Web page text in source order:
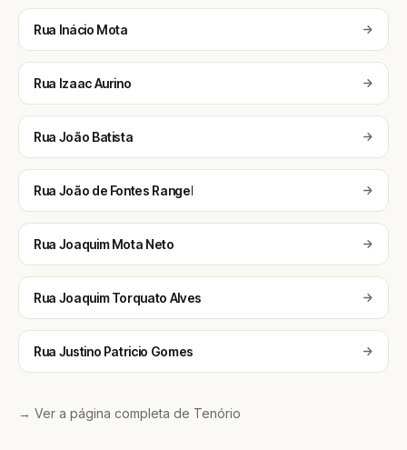
Rua Inácio Mota
Rua Izaac Aurino
Rua João Batista
Rua João de Fontes Rangel
Rua Joaquim Mota Neto
Rua Joaquim Torquato Alves
Rua Justino Patricio Gomes
→ Ver a página completa de Tenório